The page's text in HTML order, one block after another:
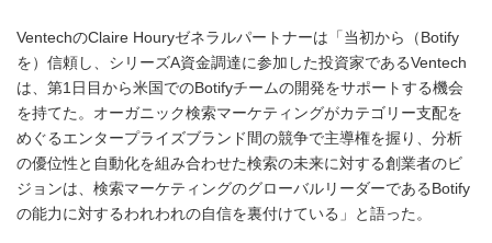
VentechのClaire Houryゼネラルパートナーは「当初から（Botify
を）信頼し、シリーズA資金調達に参加した投資家であるVentech
は、第1日目から米国でのBotifyチームの開発をサポートする機会
を持てた。オーガニック検索マーケティングがカテゴリー支配を
めぐるエンタープライズブランド間の競争で主導権を握り、分析
の優位性と自動化を組み合わせた検索の未来に対する創業者のビ
ジョンは、検索マーケティングのグローバルリーダーであるBotify
の能力に対するわれわれの自信を裏付けている」と語った。